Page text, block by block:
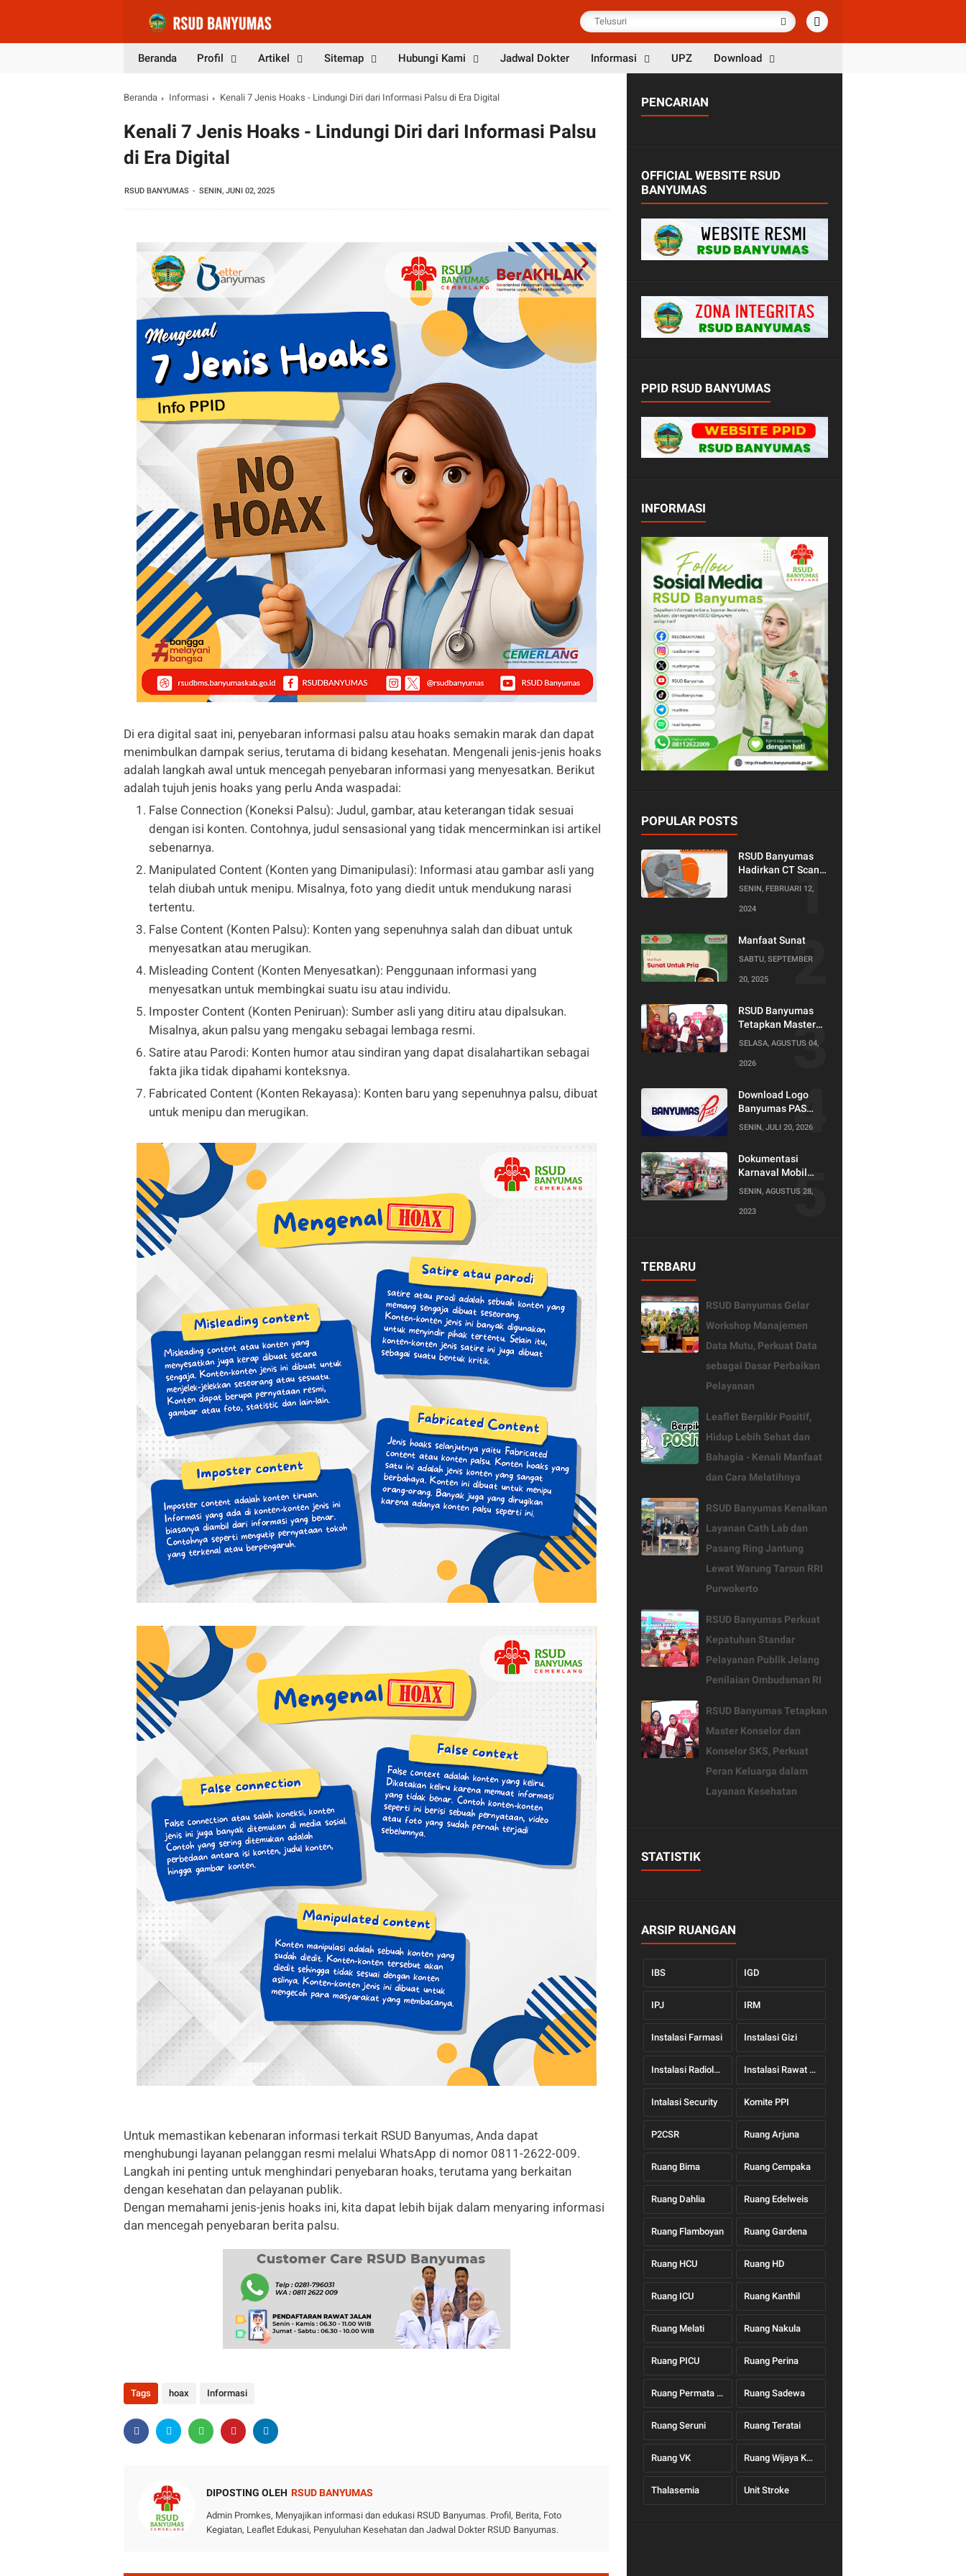
Beranda Profil Artikel Sitemap Hubungi Kami Jadwal Dokter Informasi UPZ Download
Beranda Informasi Kenali 7 Jenis Hoaks - Lindungi Diri dari Informasi Palsu di Era Digital
Kenali 7 Jenis Hoaks - Lindungi Diri dari Informasi Palsu
di Era Digital
RSUD BANYUMAS SENIN, JUNI 02, 2025
Di era digital saat ini, penyebaran informasi palsu atau hoaks semakin marak dan dapat
menimbulkan dampak serius, terutama di bidang kesehatan. Mengenali jenis-jenis hoaks
adalah langkah awal untuk mencegah penyebaran informasi yang menyesatkan. Berikut
adalah tujuh jenis hoaks yang perlu Anda waspadai:
False Connection (Koneksi Palsu): Judul, gambar, atau keterangan tidak sesuai
dengan isi konten. Contohnya, judul sensasional yang tidak mencerminkan isi artikel
sebenarnya.
Manipulated Content (Konten yang Dimanipulasi): Informasi atau gambar asli yang
telah diubah untuk menipu. Misalnya, foto yang diedit untuk mendukung narasi
tertentu.
False Content (Konten Palsu): Konten yang sepenuhnya salah dan dibuat untuk
menyesatkan atau merugikan.
Misleading Content (Konten Menyesatkan): Penggunaan informasi yang
menyesatkan untuk membingkai suatu isu atau individu.
Imposter Content (Konten Peniruan): Sumber asli yang ditiru atau dipalsukan.
Misalnya, akun palsu yang mengaku sebagai lembaga resmi.
Satire atau Parodi: Konten humor atau sindiran yang dapat disalahartikan sebagai
fakta jika tidak dipahami konteksnya.
Fabricated Content (Konten Rekayasa): Konten baru yang sepenuhnya palsu, dibuat
untuk menipu dan merugikan.
Untuk memastikan kebenaran informasi terkait RSUD Banyumas, Anda dapat
menghubungi layanan pelanggan resmi melalui WhatsApp di nomor 0811-2622-009.
Langkah ini penting untuk menghindari penyebaran hoaks, terutama yang berkaitan
dengan kesehatan dan pelayanan publik.
Dengan memahami jenis-jenis hoaks ini, kita dapat lebih bijak dalam menyaring informasi
dan mencegah penyebaran berita palsu.
Tags hoax Informasi
DIPOSTING OLEH RSUD BANYUMAS
Admin Promkes, Menyajikan informasi dan edukasi RSUD Banyumas. Profil, Berita, Foto
Kegiatan, Leaflet Edukasi, Penyuluhan Kesehatan dan Jadwal Dokter RSUD Banyumas.
PENCARIAN
OFFICIAL WEBSITE RSUD
BANYUMAS
PPID RSUD BANYUMAS
INFORMASI
POPULAR POSTS
RSUD Banyumas
Hadirkan CT Scan
128 Slice!
untuk Pemeriksaan
Nyaman dan
SENIN, FEBRUARI 12,
2024
Manfaat Sunat
SABTU, SEPTEMBER
20, 2025
RSUD Banyumas
Tetapkan Master
Konselor dan
Perkuat Peran
Layanan
Kesehatan
SELASA, AGUSTUS 04,
2026
Download Logo
Banyumas PAS
(Produktif Adil dan
SENIN, JULI 20, 2026
Dokumentasi
Karnaval Mobil
Hias Tahun 2023
SENIN, AGUSTUS 28,
2023
TERBARU
RSUD Banyumas Gelar
Workshop Manajemen
Data Mutu, Perkuat Data
sebagai Dasar Perbaikan
Pelayanan
Leaflet Berpikir Positif,
Hidup Lebih Sehat dan
Bahagia - Kenali Manfaat
dan Cara Melatihnya
RSUD Banyumas Kenalkan
Layanan Cath Lab dan
Pasang Ring Jantung
Lewat Warung Tarsun RRI
Purwokerto
RSUD Banyumas Perkuat
Kepatuhan Standar
Pelayanan Publik Jelang
Penilaian Ombudsman RI
RSUD Banyumas Tetapkan
Master Konselor dan
Konselor SKS, Perkuat
Peran Keluarga dalam
Layanan Kesehatan
STATISTIK
ARSIP RUANGAN
IBS IGD
IPJ IRM
Instalasi Farmasi Instalasi Gizi
Instalasi Radiologi Instalasi Rawat Jalan
Intalasi Security Komite PPI
P2CSR Ruang Arjuna
Ruang Bima Ruang Cempaka
Ruang Dahlia Ruang Edelweis
Ruang Flamboyan Ruang Gardena
Ruang HCU Ruang HD
Ruang ICU Ruang Kanthil
Ruang Melati Ruang Nakula
Ruang PICU Ruang Perina
Ruang Permata Hati Ruang Sadewa
Ruang Seruni Ruang Teratai
Ruang VK Ruang Wijaya Kusuma
Thalasemia Unit Stroke